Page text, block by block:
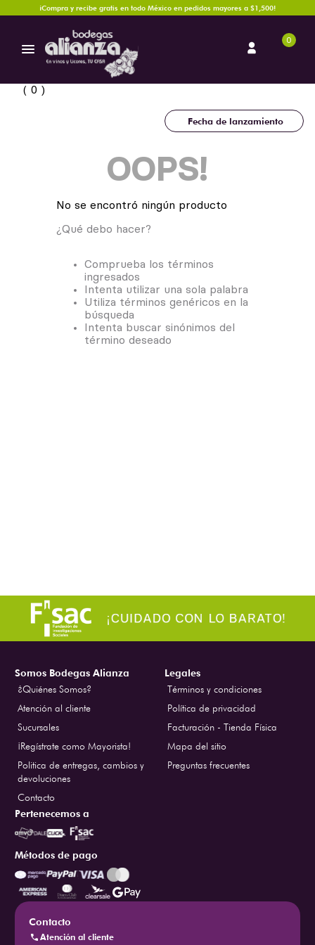
¡Compra y recibe gratis en todo México en pedidos mayores a $1,500!
0
0
Fecha de lanzamiento
OOPS!
No se encontró ningún producto
¿Qué debo hacer?
Comprueba los términos
ingresados
Intenta utilizar una sola palabra
Utiliza términos genéricos en la
búsqueda
Intenta buscar sinónimos del
término deseado
Somos Bodegas Alianza
¿Quiénes Somos?
Atención al cliente
Sucursales
¡Regístrate como Mayorista!
Politica de entregas, cambios y
devoluciones
Contacto
Legales
Términos y condiciones
Política de privacidad
Facturación - Tienda Física
Mapa del sitio
Preguntas frecuentes
Pertenecemos a
Métodos de pago
Contacto
Atención al cliente